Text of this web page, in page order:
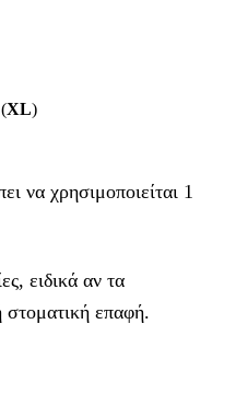
(XL)
να χρησιμοποιείται 1
ειδικά αν τα
στοματική επαφή.